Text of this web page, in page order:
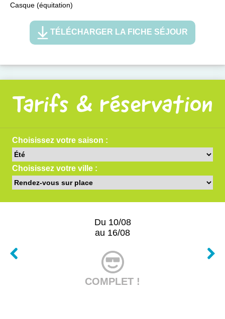
Casque (équitation)
TÉLÉCHARGER LA FICHE SÉJOUR
Tarifs & réservation